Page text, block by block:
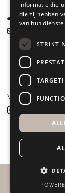
085 877
VOLG ONS
informatie die
die zij hebben
van hun
STRIKT